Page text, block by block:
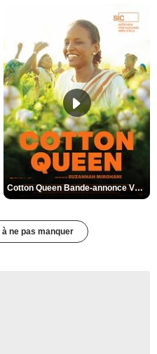
Cotton Queen Bande-annonce VO STFR
ne pas manquer